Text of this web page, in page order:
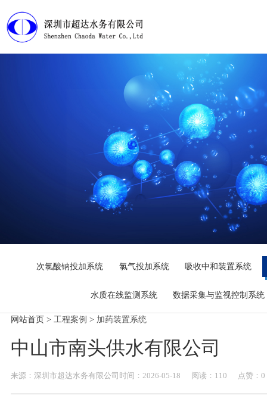
首页
产品展示
工程案例
淘宝店铺
下载中心
视频管理
走近超达
公司简介
组织机构
企业文化
次氯酸钠投加系统 氯气投加系统 吸收中和装置系统
水质在线监测系统 数据采集与监视控制系统
网站首页 > 工程案例 > 加药装置系统
中山市南头供水有限公司
来源： 深圳市超达水务有限公司 时间： 2026-05-18 阅读：110 点赞： 0